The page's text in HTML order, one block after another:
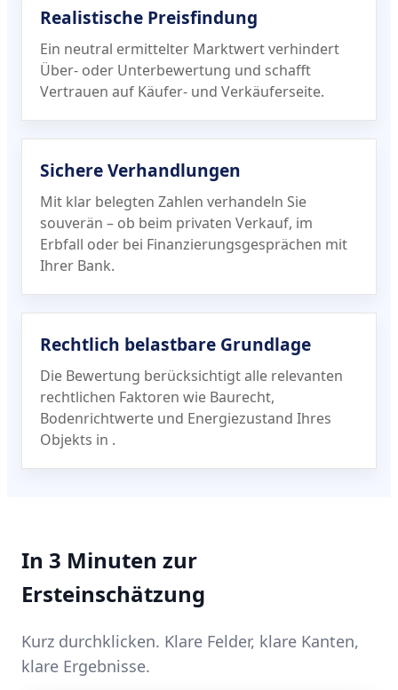
Realistische Preisfindung
Ein neutral ermittelter Marktwert verhindert
Über- oder Unterbewertung und schafft
Vertrauen auf Käufer- und Verkäuferseite.
Sichere Verhandlungen
Mit klar belegten Zahlen verhandeln Sie
souverän – ob beim privaten Verkauf, im
Erbfall oder bei Finanzierungs­gesprächen mit
Ihrer Bank.
Rechtlich belastbare Grundlage
Die Bewertung berücksichtigt alle relevanten
rechtlichen Faktoren wie Baurecht,
Bodenrichtwerte und Energiezustand Ihres
Objekts in .
In 3 Minuten zur
Ersteinschätzung
Kurz durchklicken. Klare Felder, klare Kanten,
klare Ergebnisse.